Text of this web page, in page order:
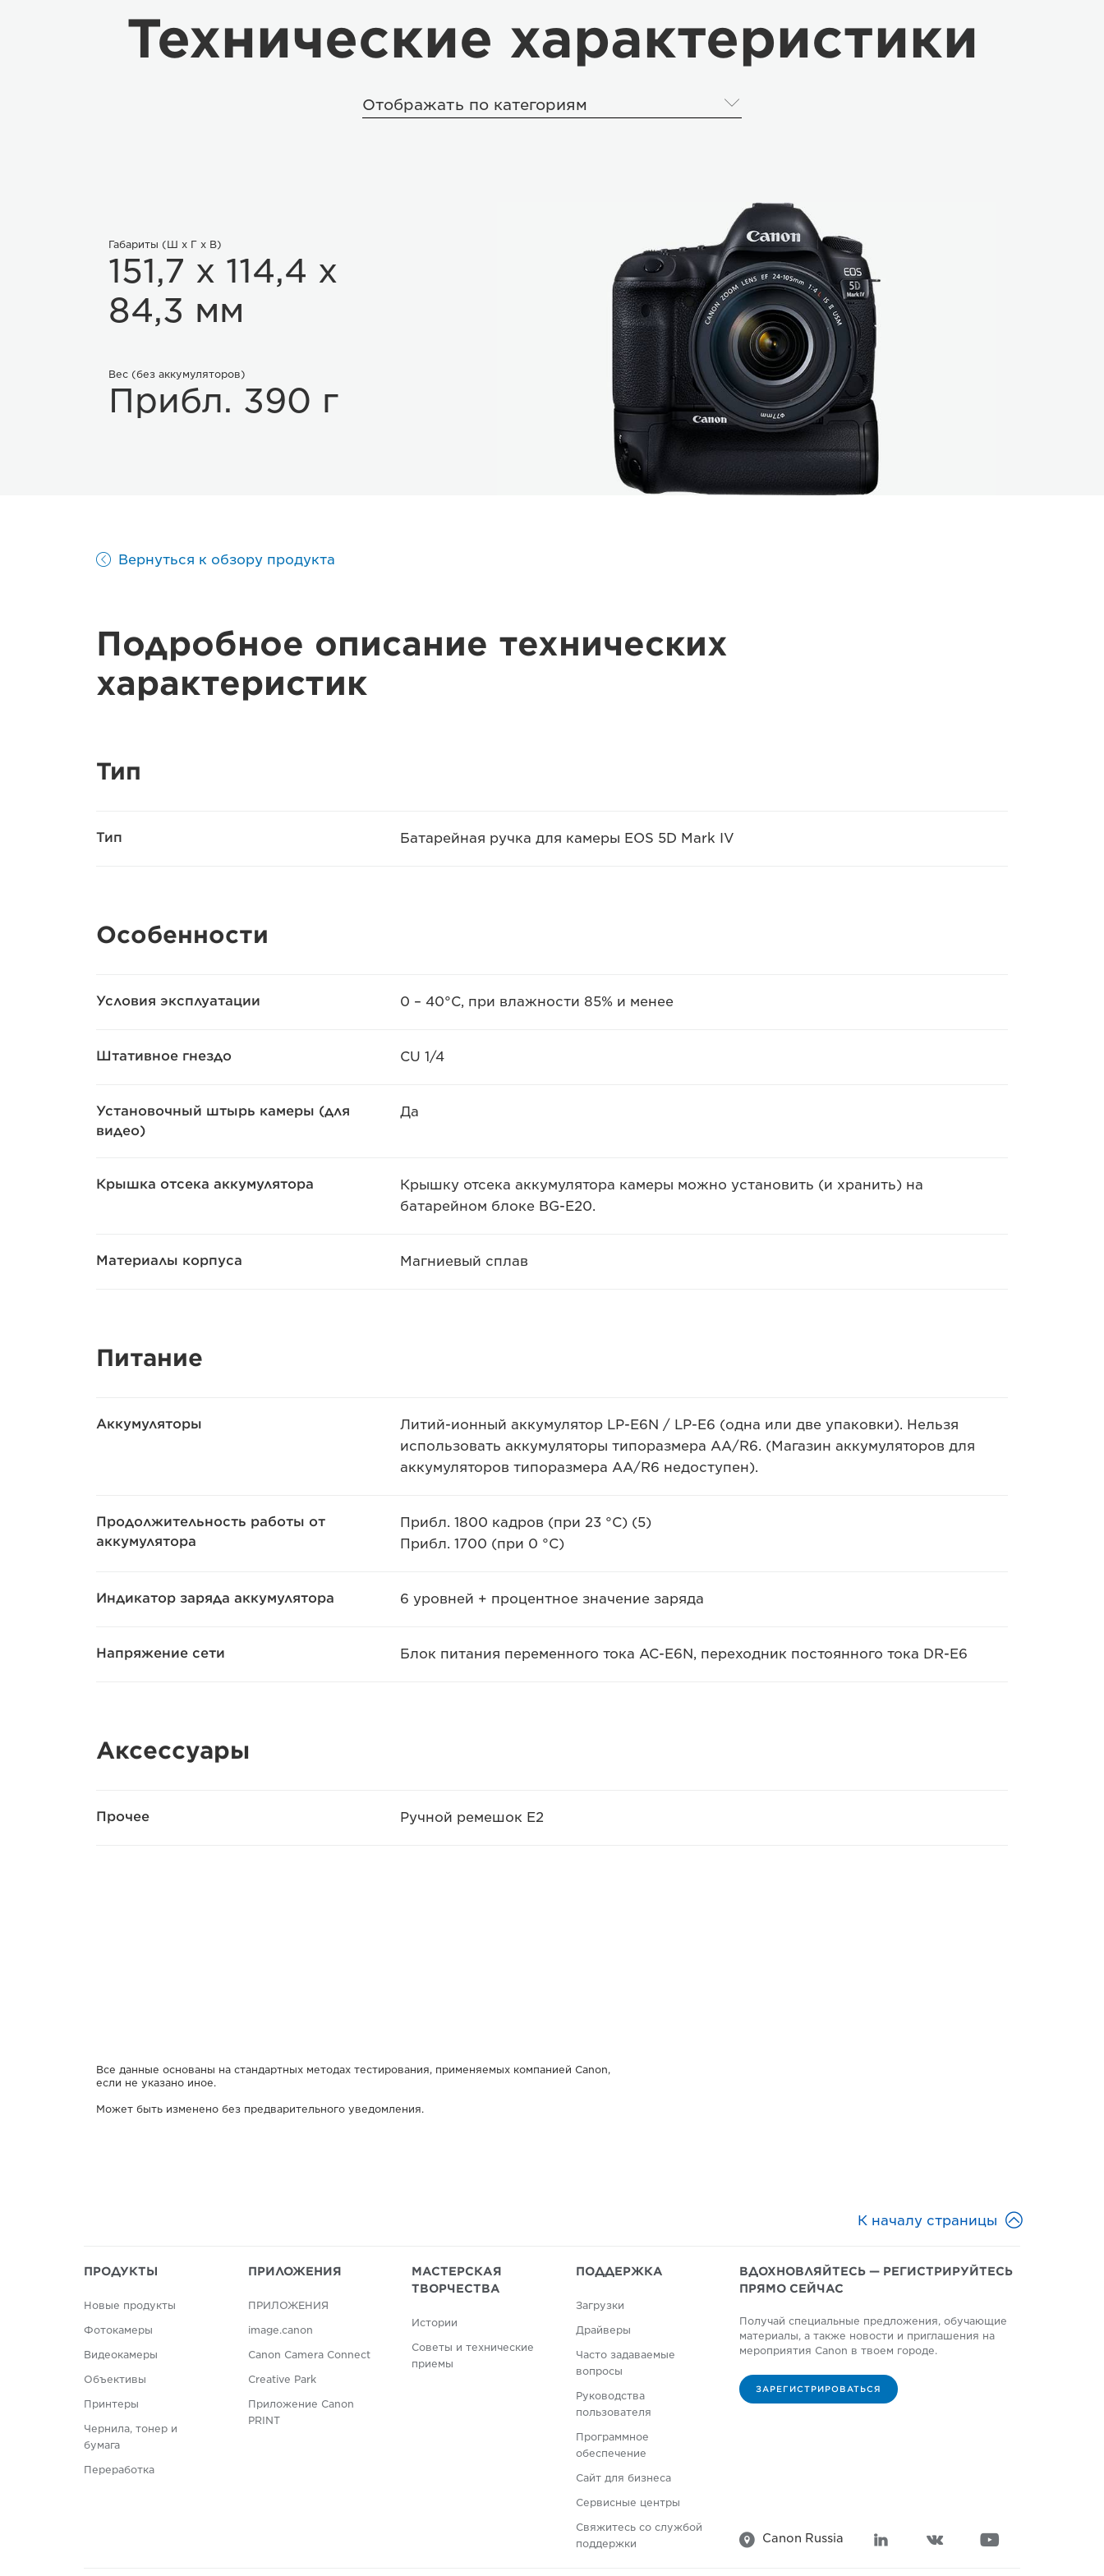
Технические характеристики
Отображать по категориям
Габариты (Ш x Г x В)
151,7 x 114,4 x
84,3 мм
Вес (без аккумуляторов)
Прибл. 390 г
Вернуться к обзору продукта
Подробное описание технических
характеристик
Тип
Тип Батарейная ручка для камеры EOS 5D Mark IV
Особенности
Условия эксплуатации 0 – 40°C, при влажности 85% и менее
Штативное гнездо CU 1/4
Установочный штырь камеры (для
видео)
Да
Крышка отсека аккумулятора
Крышку отсека аккумулятора камеры можно установить (и хранить) на
батарейном блоке BG-E20.
Материалы корпуса Магниевый сплав
Питание
Аккумуляторы
Литий-ионный аккумулятор LP-E6N / LP-E6 (одна или две упаковки). Нельзя
использовать аккумуляторы типоразмера AA/R6. (Магазин аккумуляторов для
аккумуляторов типоразмера AA/R6 недоступен).
Продолжительность работы от
аккумулятора
Прибл. 1800 кадров (при 23 °C) (5)
Прибл. 1700 (при 0 °C)
Индикатор заряда аккумулятора 6 уровней + процентное значение заряда
Напряжение сети Блок питания переменного тока AC-E6N, переходник постоянного тока DR-E6
Аксессуары
Прочее Ручной ремешок E2
Все данные основаны на стандартных методах тестирования, применяемых компанией Canon,
если не указано иное.
Может быть изменено без предварительного уведомления.
К началу страницы 
ПРОДУКТЫ
Новые продукты
Фотокамеры
Видеокамеры
Объективы
Принтеры
Чернила, тонер и
бумага
Переработка
ПРИЛОЖЕНИЯ
ПРИЛОЖЕНИЯ
image.canon
Canon Camera Connect
Creative Park
Приложение Canon
PRINT
МАСТЕРСКАЯ
ТВОРЧЕСТВА
Истории
Советы и технические
приемы
ПОДДЕРЖКА
Загрузки
Драйверы
Часто задаваемые
вопросы
Руководства
пользователя
Программное
обеспечение
Сайт для бизнеса
Сервисные центры
Свяжитесь со службой
поддержки
ВДОХНОВЛЯЙТЕСЬ — РЕГИСТРИРУЙТЕСЬ
ПРЯМО СЕЙЧАС
Получай специальные предложения, обучающие
материалы, а также новости и приглашения на
мероприятия Canon в твоем городе.
ЗАРЕГИСТРИРОВАТЬСЯ
 Canon Russia   